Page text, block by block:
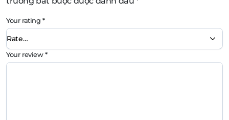
Your rating*
Your review*